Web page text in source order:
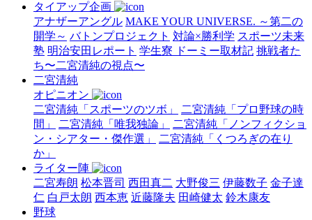
タイアップ企画
アナザーアングル MAKE YOUR UNIVERSE. ～第二の
開学～ バトンプロジェクト 対論×勝利学 スポーツ未来
塾 明治安田レポート 学生寮 ドーミー取材記 挑戦者た
ち〜二宮清純の視点〜
二宮清純
オピニオン
二宮清純「スポーツのツボ」
二宮清純「プロ野球の時
間」
二宮清純「唯我独論」
二宮清純「ノンフィクショ
ン・シアター・傑作選」
二宮清純「くつろぎの在り
か」
ライター陣
二宮寿朗 松本晋司 西田真二 大野俊三 伊藤数子 金子達
仁 白戸太朗 西本恵 近藤隆夫 田崎健太 鈴木康友
野球